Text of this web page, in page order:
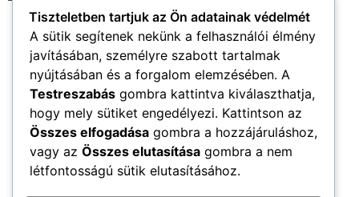
Újkenéz Község Hivatalos Honlapja
Church Home
Mega Menu
Minden jog fenntartva
Tiszteletben tartjuk az Ön adatainak védelmét
A sütik segítenek nekünk a felhasználói élmény
javításában, személyre szabott tartalmak
nyújtásában és a forgalom elemzésében. A
Testreszabás gombra kattintva kiválaszthatja,
hogy mely sütiket engedélyezi. Kattintson az
Összes elfogadása gombra a hozzájáruláshoz,
vagy az Összes elutasítása gombra a nem
létfontosságú sütik elutasításához.